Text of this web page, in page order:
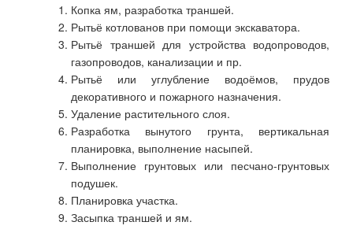
Копка ям, разработка траншей.
Рытьё котлованов при помощи экскаватора.
Рытьё траншей для устройства водопроводов,
газопроводов, канализации и пр.
Рытьё или углубление водоёмов, прудов
декоративного и пожарного назначения.
Удаление растительного слоя.
Разработка вынутого грунта, вертикальная
планировка, выполнение насыпей.
Выполнение грунтовых или песчано-грунтовых
подушек.
Планировка участка.
Засыпка траншей и ям.